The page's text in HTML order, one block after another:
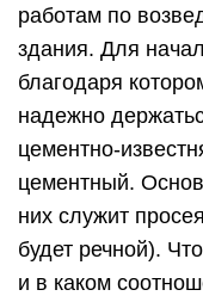
работам по
здания. Для
благодаря
надежно
цементно-
цементный.
них служит
будет речной).
и в каком